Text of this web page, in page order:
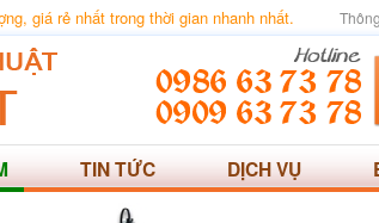
giá rẻ nhất trong thời gian nhanh nhất.
TIN TỨC DỊCH VỤ